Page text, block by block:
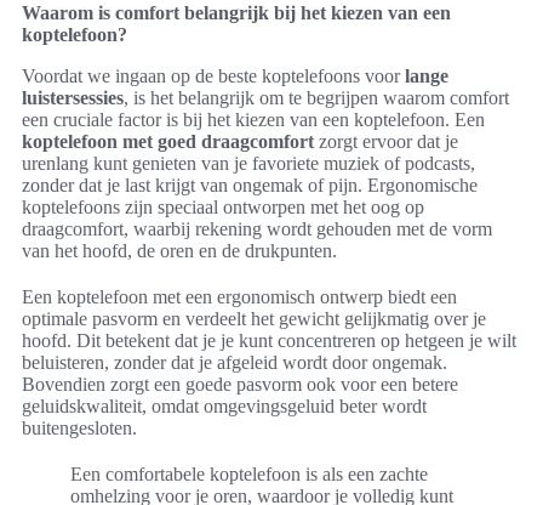
Waarom is comfort belangrijk bij het kiezen van een
koptelefoon?
Voordat we ingaan op de beste koptelefoons voorlange
luistersessies, is het belangrijk om te begrijpen waarom comfort
een cruciale factor is bij het kiezen van een koptelefoon. Een
koptelefoon met goed draagcomfort zorgt ervoor dat je
urenlang kunt genieten van je favoriete muziek of podcasts,
zonder dat je last krijgt van ongemak of pijn. Ergonomische
koptelefoons zijn speciaal ontworpen met het oog op
draagcomfort, waarbij rekening wordt gehouden met de vorm
van het hoofd, de oren en de drukpunten.
Een koptelefoon met een ergonomisch ontwerp biedt een
optimale pasvorm en verdeelt het gewicht gelijkmatig over je
hoofd. Dit betekent dat je je kunt concentreren op hetgeen je wilt
beluisteren, zonder dat je afgeleid wordt door ongemak.
Bovendien zorgt een goede pasvorm ook voor een betere
geluidskwaliteit, omdat omgevingsgeluid beter wordt
buitengesloten.
Een comfortabele koptelefoon is als een zachte
omhelzing voor je oren, waardoor je volledig kunt